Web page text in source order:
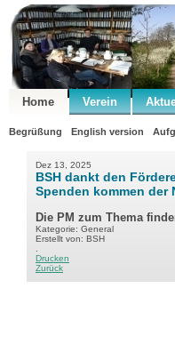
Home Verein
Begrüßung English version
Dez 13, 2025
BSH dankt den
Spenden kommen der
Die PM zum Thema
Kategorie: General
Erstellt von: BSH
Drucken
Zurück